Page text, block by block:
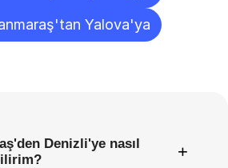
Yalova'ya
Denizli'ye nasıl
+